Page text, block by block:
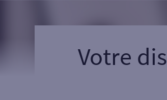
Votre